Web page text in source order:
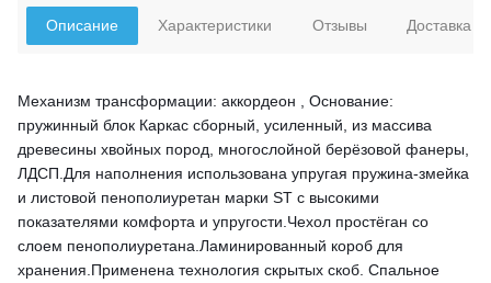
Описание
Механизм трансформации: аккордеон , Основание:
пружинный блок Каркас сборный, усиленный, из массива
древесины хвойных пород, многослойной берёзовой фанеры,
ЛДСП.Для наполнения использована упругая пружина-змейка
и листовой пенополиуретан марки ST с высокими
показателями комфорта и упругости.Чехол простёган со
слоем пенополиуретана.Ламинированный короб для
хранения.Применена технология скрытых скоб. Спальное
Характеристики Отзывы Доставка